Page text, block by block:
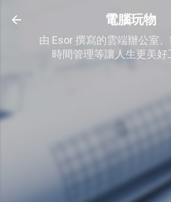
跳到主要內容
電腦玩物
由 Esor 撰寫的雲端辦公室、
時間管理等讓人生更美好